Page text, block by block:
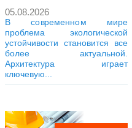
05.08.2026
В современном мире
проблема экологической
устойчивости становится все
более актуальной.
Архитектура играет
ключевую...